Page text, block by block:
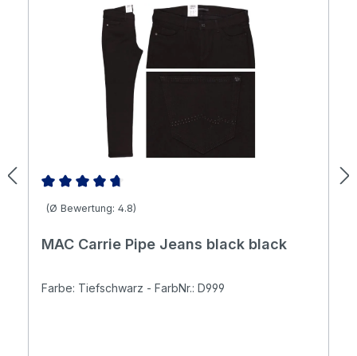
Durchschnittliche Bewertung von 4.83 von 5 Sternen
(Ø Bewertung: 4.8)
MAC Carrie Pipe Jeans black black
Farbe: Tiefschwarz - FarbNr.: D999